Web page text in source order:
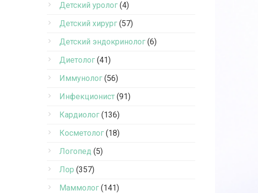
Детский уролог (4)
Детский хирург (57)
Детский эндокринолог (6)
Диетолог (41)
Иммунолог (56)
Инфекционист (91)
Кардиолог (136)
Косметолог (18)
Логопед (5)
Лор (357)
Маммолог (141)